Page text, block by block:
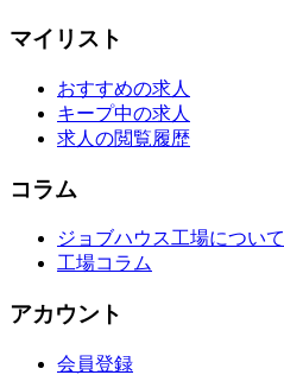
マイリスト
おすすめの求人
キープ中の求人
求人の閲覧履歴
コラム
ジョブハウス工場について
工場コラム
アカウント
会員登録